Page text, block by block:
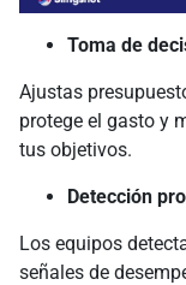
Toma de
Ajustas
protege el gasto y
tus objetivos.
Detección
Los equipos
señales de